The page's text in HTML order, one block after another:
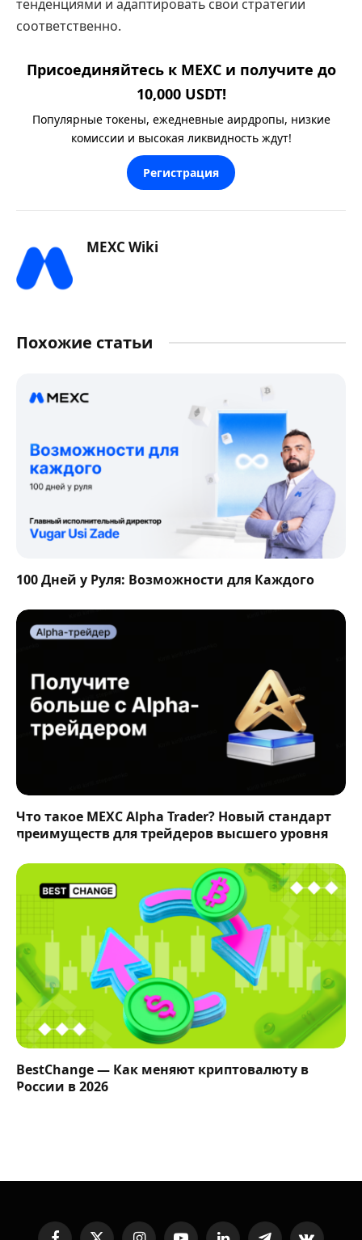
тенденциями и адаптировать свои стратегии
соответственно.
Присоединяйтесь к MEXC и получите до
10,000 USDT!
Популярные токены, ежедневные аирдропы, низкие
комиссии и высокая ликвидность ждут!
Регистрация
MEXC Wiki
Похожие статьи
100 Дней у Руля: Возможности для Каждого
Что такое MEXC Alpha Trader? Новый стандарт
преимуществ для трейдеров высшего уровня
BestChange — Как меняют криптовалюту в
России в 2026